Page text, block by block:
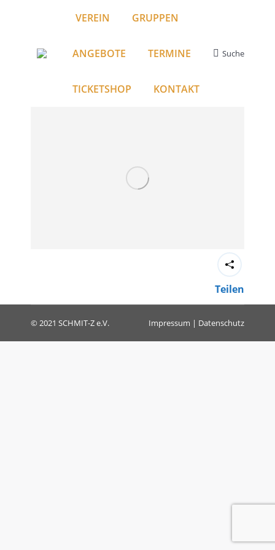
VEREIN GRUPPEN
ANGEBOTE TERMINE
TICKETSHOP KONTAKT
Search:
Suche
Teilen
© 2021 SCHMIT-Z e.V. Impressum | Datenschutz